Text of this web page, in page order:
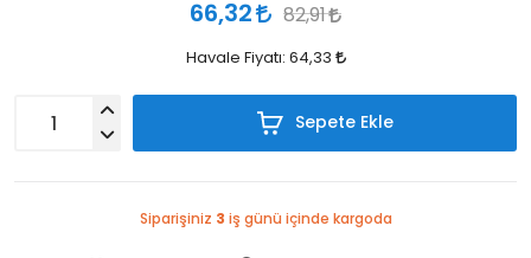
66,32 82,91
Havale Fiyatı: 64,33
Sepete Ekle
Siparişiniz 3 iş günü içinde kargoda